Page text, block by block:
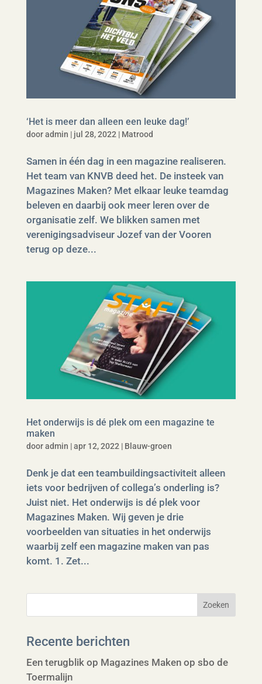
‘Het is meer dan alleen een leuke dag!’
dooradmin | jul 28, 2022 | Matrood
Samen in één dag in een magazine realiseren.
Het team van KNVB deed het. De insteek van
Magazines Maken? Met elkaar leuke teamdag
beleven en daarbij ook meer leren over de
organisatie zelf. We blikken samen met
verenigingsadviseur Jozef van der Vooren
terug op deze...
Het onderwijs is dé plek om een magazine te
maken
dooradmin |apr 12, 2022 | Blauw-groen
Denk je dat een teambuildingsactiviteit alleen
iets voor bedrijven of collega’s onderling is?
Juist niet. Het onderwijs is dé plek voor
Magazines Maken. Wij geven je drie
voorbeelden van situaties in het onderwijs
waarbij zelf een magazine maken van pas
komt. 1. Zet...
Recente berichten
Een terugblik op Magazines Maken op sbo de
Toermalijn